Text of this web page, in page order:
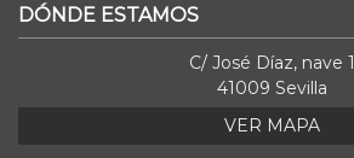
DÓNDE ESTAMOS
C/ José Díaz, nave 1
41009 Sevilla
VER MAPA